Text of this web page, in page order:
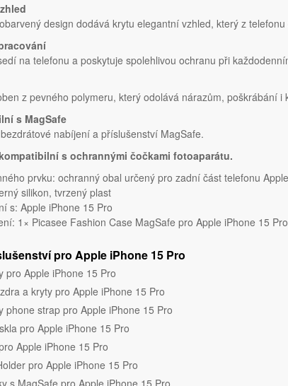
design dodává krytu elegantní vzhled, který z
na telefonu a poskytuje spolehlivou ochranu při
z pevného polymeru, který odolává nárazům, poškrábání
s MagSafe
nabíjení a příslušenství MagSafe.
s ochrannými čočkami fotoaparátu.
prvku: ochranný obal určený pro zadní část telefonu
silikon, tvrzený plast
s: Apple iPhone 15 Pro
1× Picasee Fashion Case MagSafe pro Apple iPhone 15
pro Apple iPhone 15 Pro
pro Apple iPhone 15 Pro
a kryty pro Apple iPhone 15 Pro
phone strap pro Apple iPhone 15 Pro
pro Apple iPhone 15 Pro
Apple iPhone 15 Pro
pro Apple iPhone 15 Pro
s MagSafe pro Apple iPhone 15 Pro